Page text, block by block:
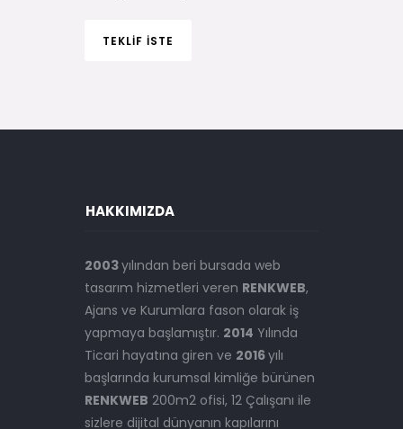
TEKLİF İSTE
HAKKIMIZDA
2003yılından beri bursada web
tasarım hizmetleri veren RENKWEB,
Ajans ve Kurumlara fason olarak iş
yapmaya başlamıştır. 2014 Yılında
Ticari hayatına giren ve 2016yılı
başlarında kurumsal kimliğe bürünen
RENKWEB 200m2 ofisi, 12 Çalışanı ile
sizlere dijital dünyanın kapılarını